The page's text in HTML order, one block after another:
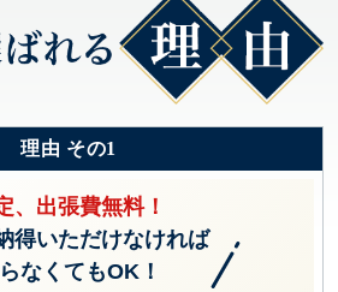
理由 その1
、出張費無料！
得いただけなければ
なくてもOK！